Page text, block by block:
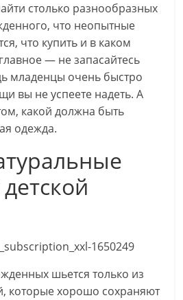
столько разнообразных
что неопытные
что купить и в каком
— не запасайтесь
младенцы очень быстро
вы не успеете надеть. А
какой должна быть
одежда.
шьется только из
которые хорошо сохраняют